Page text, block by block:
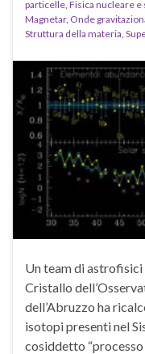
particelle, Fisica nucleare
Magnetar, Onde
Struttura della materia,
Un team di astrofisici
Cristallo
dell’Abruzzo ha
isotopi presenti nel
cosiddetto